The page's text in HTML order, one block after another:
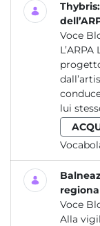
Voce
lui
Voce
Alla